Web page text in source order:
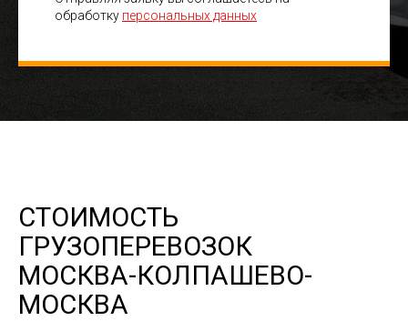
обработку персональных данных
СТОИМОСТЬ
ГРУЗОПЕРЕВОЗОК
МОСКВА-КОЛПАШЕВО-
МОСКВА